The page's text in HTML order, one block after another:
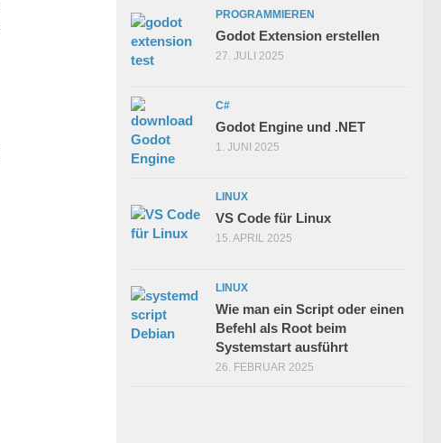
PROGRAMMIEREN
Godot Extension erstellen
27. JULI 2025
C#
Godot Engine und .NET
1. JUNI 2025
LINUX
VS Code für Linux
15. APRIL 2025
LINUX
Wie man ein Script oder einen
Befehl als Root beim
Systemstart ausführt
26. FEBRUAR 2025